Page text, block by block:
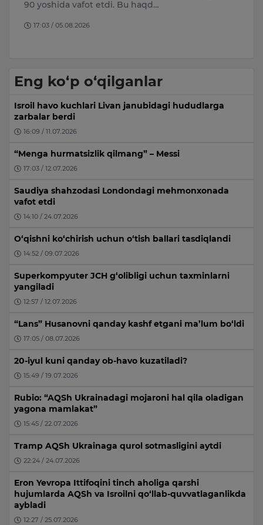
90 yoshida vafot etdi. Bu haqd…
17:03 / 05.08.2026
Eng ko‘p o‘qilganlar
Isroil havo kuchlari Livan janubidagi hududlarga
zarbalar berdi
16:09 / 11.07.2026
“Menga hurmatsizlik qilmang” – Messi
17:03 / 12.07.2026
Saudiya shahzodasi Londondagi mehmonxonada
vafot etdi
14:10 / 24.07.2026
O‘qishni ko‘chirish uchun o‘tish ballari tasdiqlandi
14:52 / 09.07.2026
Superkompyuter JCH g‘olibligi uchun taxminlarni
yangiladi
12:57 / 12.07.2026
“Lans” Husanovni qanday kashf etgani ma’lum bo‘ldi
17:05 / 08.07.2026
20-iyul kuni qanday ob-havo kuzatiladi?
15:49 / 19.07.2026
Rubio: “AQSh Ukrainadagi mojaroni hal qila oladigan
yagona mamlakat”
15:45 / 22.07.2026
Tramp AQSh Ukrainaga qurol sotmasligini aytdi
22:24 / 24.07.2026
Eron Yevropa Ittifoqini tinch aholiga qarshi
hujumlarda AQSh va Isroilni qo‘llab-quvvatlaganlikda
aybladi
12:27 / 25.07.2026